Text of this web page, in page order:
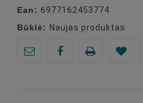
Ean: 6977162453774
Būklė: Naujas produktas